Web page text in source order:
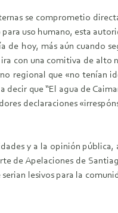
se comprometio
uso humano, esta
hoy, más aún cuando
con una comitiva de
regional que «no tenían
que “El agua de
declaraciones
y a la opinión pública,
de Apelaciones de
lesivos para la